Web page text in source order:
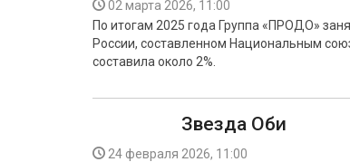
02 марта 2026, 11:00
По итогам 2025 года Группа «ПРОДО»
России, составленном Национальным
составила около 2%.
Звезда Оби
24 февраля 2026, 11:00